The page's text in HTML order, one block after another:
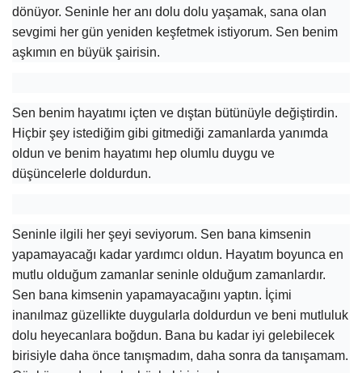
dönüyor. Seninle her anı dolu dolu yaşamak, sana olan
sevgimi her gün yeniden keşfetmek istiyorum. Sen benim
aşkımın en büyük şairisin.
Sen benim hayatımı içten ve dıştan bütünüyle değiştirdin.
Hiçbir şey istediğim gibi gitmediği zamanlarda yanımda
oldun ve benim hayatımı hep olumlu duygu ve
düşüncelerle doldurdun.
Seninle ilgili her şeyi seviyorum. Sen bana kimsenin
yapamayacağı kadar yardımcı oldun. Hayatım boyunca en
mutlu olduğum zamanlar seninle olduğum zamanlardır.
Sen bana kimsenin yapamayacağını yaptın. İçimi
inanılmaz güzellikte duygularla doldurdun ve beni mutluluk
dolu heyecanlara boğdun. Bana bu kadar iyi gelebilecek
birisiyle daha önce tanışmadım, daha sonra da tanışamam.